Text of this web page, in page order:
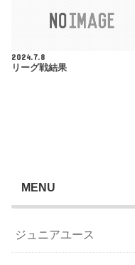
2024.7.8
リーグ戦結果
MENU
ジュニアユース